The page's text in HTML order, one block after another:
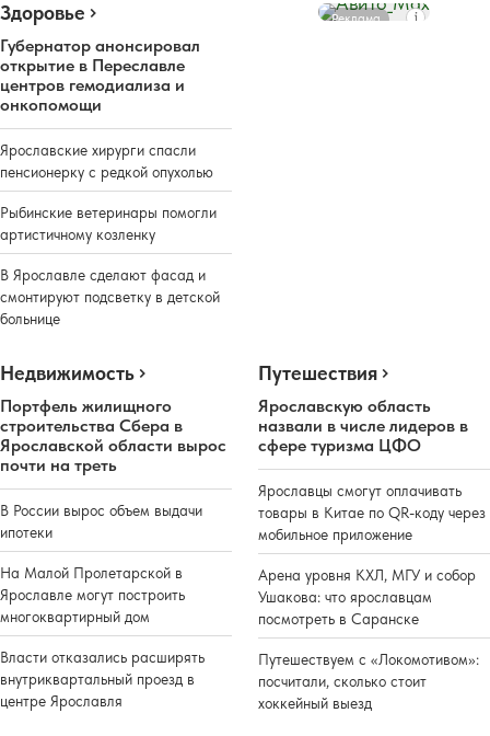
Здоровье
Губернатор анонсировал
открытие в Переславле
центров гемодиализа и
онкопомощи
Ярославские хирурги спасли
пенсионерку с редкой опухолью
Рыбинские ветеринары помогли
артистичному козленку
В Ярославле сделают фасад и
смонтируют подсветку в детской
больнице
Реклама
Недвижимость
Портфель жилищного
строительства Сбера в
Ярославской области вырос
почти на треть
В России вырос объем выдачи
ипотеки
На Малой Пролетарской в
Ярославле могут построить
многоквартирный дом
Власти отказались расширять
внутриквартальный проезд в
центре Ярославля
Путешествия
Ярославскую область
назвали в числе лидеров в
сфере туризма ЦФО
Ярославцы смогут оплачивать
товары в Китае по QR-коду через
мобильное приложение
Арена уровня КХЛ, МГУ и собор
Ушакова: что ярославцам
посмотреть в Саранске
Путешествуем с «Локомотивом»:
посчитали, сколько стоит
хоккейный выезд